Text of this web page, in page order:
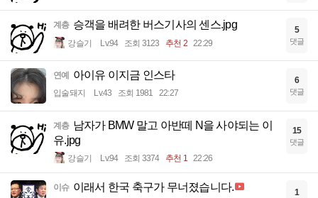
계층 승객을 배려한 버스기사의 센스.jpg
강슬기 Lv.94 조회 3123 추천 2 22:29
5
댓글
연예 아이유 이지금 인스타
입술돼지 Lv.43 조회 1981 22:27
6
댓글
계층 남자가 BMW 말고 아반떼 N을 사야되는 이
유.jpg
강슬기 Lv.94 조회 3374 추천 1 22:26
15
댓글
이슈 이래서 한국 축구가 무너졌습니다. 1